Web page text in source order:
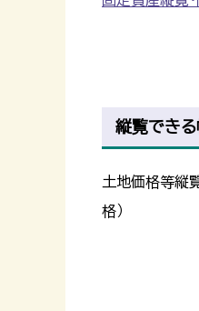
縦覧でき
土地価格等縦
格）